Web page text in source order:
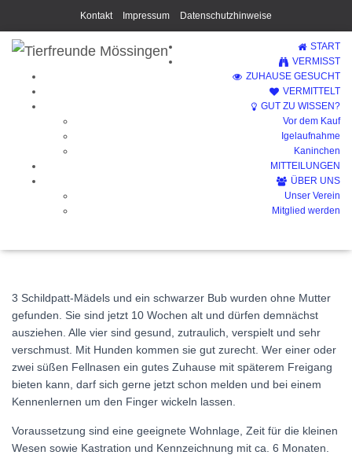
Kontakt Impressum Datenschutzhinweise
START
VERMISST
ZUHAUSE GESUCHT
VERMITTELT
GUT ZU WISSEN?
Vor dem Kauf
Igelaufnahme
Kaninchen
MITTEILUNGEN
ÜBER UNS
Unser Verein
Mitglied werden
4 kleine Halloween-Geister
3 Schildpatt-Mädels und ein schwarzer Bub wurden ohne Mutter
gefunden. Sie sind jetzt 10 Wochen alt und dürfen demnächst
ausziehen. Alle vier sind gesund, zutraulich, verspielt und sehr
verschmust. Mit Hunden kommen sie gut zurecht. Wer einer oder
zwei süßen Fellnasen ein gutes Zuhause mit späterem Freigang
bieten kann, darf sich gerne jetzt schon melden und bei einem
Kennenlernen um den Finger wickeln lassen.
Voraussetzung sind eine geeignete Wohnlage, Zeit für die kleinen
Wesen sowie Kastration und Kennzeichnung mit ca. 6 Monaten.